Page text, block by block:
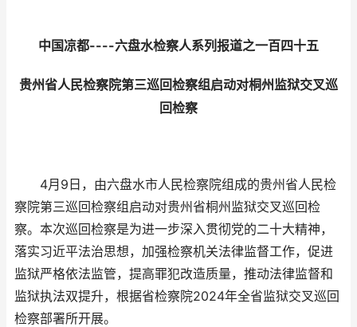
中国凉都----六盘水检察人系列报道之一百四十五
贵州省人民检察院第三巡回检察组启动对桐州监狱交叉巡
回检察
4月9日，由六盘水市人民检察院组成的贵州省人民检
察院第三巡回检察组启动对贵州省桐州监狱交叉巡回检
察。本次巡回检察是为进一步深入贯彻党的二十大精神，
落实习近平法治思想，加强检察机关法律监督工作，促进
监狱严格依法监管，提高罪犯改造质量，推动法律监督和
监狱执法双提升，根据省检察院2024年全省监狱交叉巡回
检察部署所开展。